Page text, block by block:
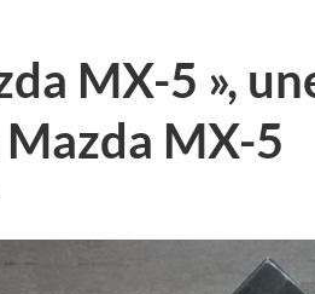
MX-5 »,
MX-5